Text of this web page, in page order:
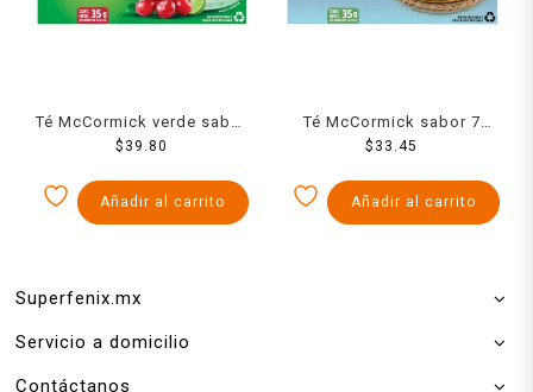
Té McCormick verde sabor
arándano con limón 25
$ 39.80
Añadir al carrito
Té McCormick sabor 7
azahares 25 sobres 35 g
$ 33.45
Añadir al carrito
Superfenix.mx
Servicio a domicilio
Contáctanos